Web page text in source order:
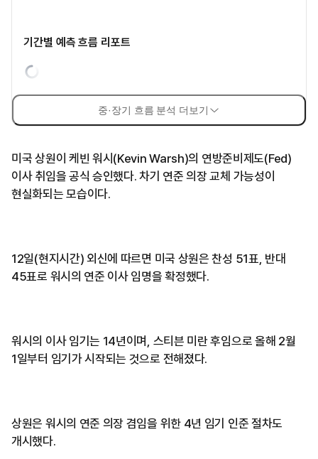
기간별 예측 흐름 리포트
중·장기 흐름 분석 더보기
미국 상원이 케빈 워시(Kevin Warsh)의 연방준비제도(Fed)
이사 취임을 공식 승인했다. 차기 연준 의장 교체 가능성이
현실화되는 모습이다.
12일(현지시간) 외신에 따르면 미국 상원은 찬성 51표, 반대
45표로 워시의 연준 이사 임명을 확정했다.
워시의 이사 임기는 14년이며, 스티븐 미란 후임으로 올해 2월
1일부터 임기가 시작되는 것으로 전해졌다.
상원은 워시의 연준 의장 겸임을 위한 4년 임기 인준 절차도
개시했다.